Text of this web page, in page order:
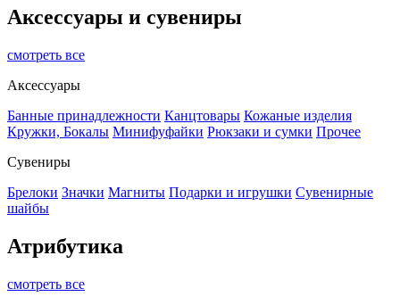
Аксессуары и сувениры
смотреть все
Аксессуары
Банные принадлежности Канцтовары Кожаные изделия
Кружки, Бокалы Минифуфайки Рюкзаки и сумки Прочее
Сувениры
Брелоки Значки Магниты Подарки и игрушки Сувенирные
шайбы
Атрибутика
смотреть все